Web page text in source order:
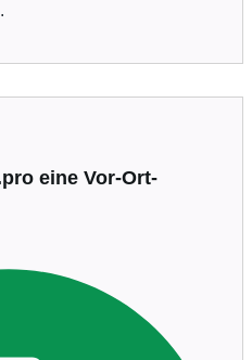
eine Vor-Ort-